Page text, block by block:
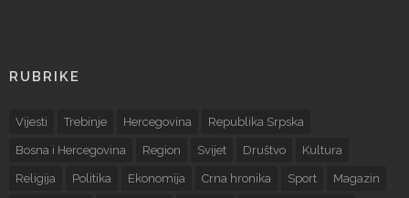
RUBRIKE
Vijesti Trebinje Hercegovina Republika Srpska
Bosna i Hercegovina Region Svijet Društvo Kultura
Religija Politika Ekonomija Crna hronika Sport Magazin